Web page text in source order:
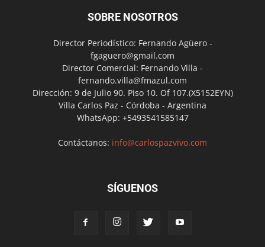
SOBRE NOSOTROS
Director Periodístico: Fernando Agüero -
fgaguero@gmail.com
Director Comercial: Fernando Villa -
fernando.villa@fmazul.com
Dirección: 9 de Julio 90. Piso 10. Of 107.(X5152EYN)
Villa Carlos Paz - Córdoba - Argentina
WhatsApp: +5493541585147
Contáctanos: info@carlospazvivo.com
SÍGUENOS